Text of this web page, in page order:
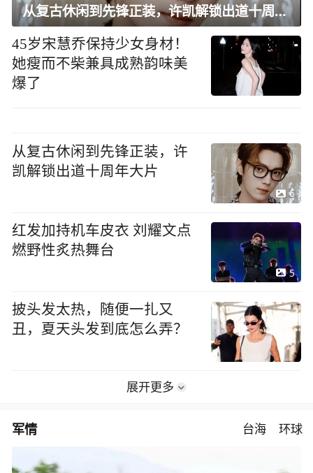
从复古休闲到先锋正装，许凯解锁出道十周年大片
45岁宋慧乔保持少女身材！
她瘦而不柴兼具成熟韵味美
爆了
从复古休闲到先锋正装，许
凯解锁出道十周年大片
6
红发加持机车皮衣 刘耀文点
燃野性炙热舞台
5
披头发太热，随便一扎又
丑，夏天头发到底怎么弄？
展开更多
军情 台海 环球